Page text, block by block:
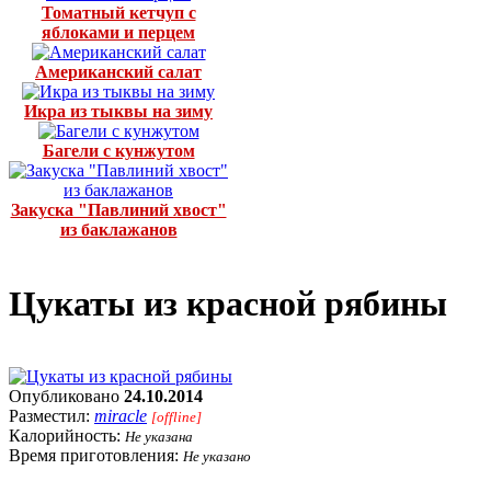
Томатный кетчуп с
яблоками и перцем
Американский салат
Икра из тыквы на зиму
Багели с кунжутом
Закуска "Павлиний хвост"
из баклажанов
Цукаты из красной рябины
Опубликовано 24.10.2014
Разместил: miracle [offline]
Калорийность: Не указана
Время приготовления: Не указано